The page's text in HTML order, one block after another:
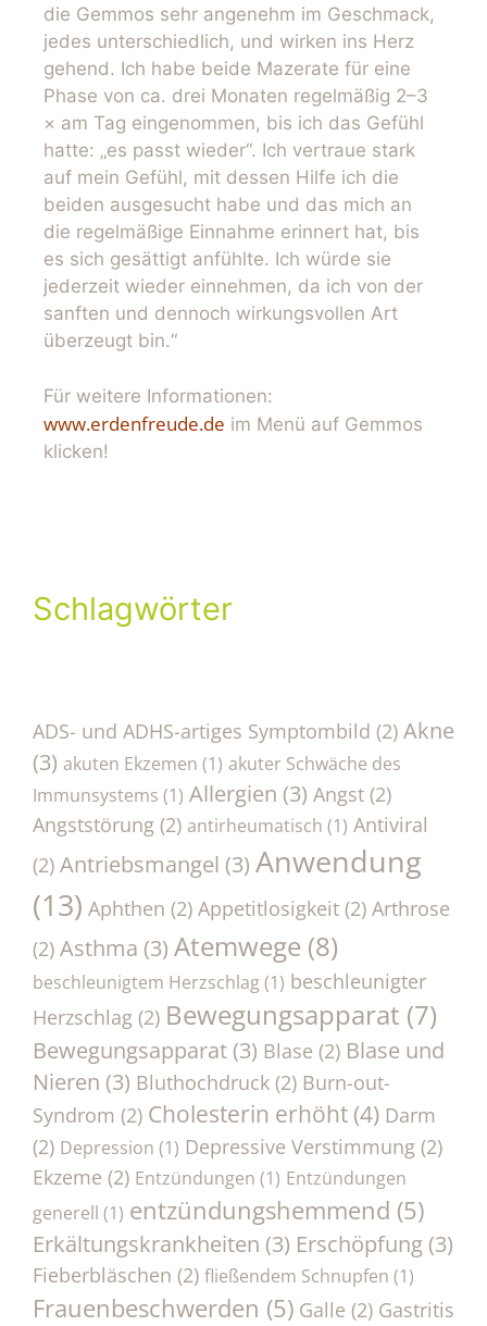
die Gemmos sehr angenehm im Geschmack,
jedes unterschiedlich, und wirken ins Herz
gehend. Ich habe beide Mazerate für eine
Phase von ca. drei Monaten regelmäßig 2–3
× am Tag eingenommen, bis ich das Gefühl
hatte: „es passt wieder“. Ich vertraue stark
auf mein Gefühl, mit dessen Hilfe ich die
beiden ausgesucht habe und das mich an
die regelmäßige Einnahme erinnert hat, bis
es sich gesättigt anfühlte. Ich würde sie
jederzeit wieder einnehmen, da ich von der
sanften und dennoch wirkungsvollen Art
überzeugt bin.“
Für weitere Informationen:
www.erdenfreude.de im Menü auf Gemmos
klicken!
Schlagwörter
ADS- und ADHS-artiges Symptombild (2) Akne
(3) akuten Ekzemen (1) akuter Schwäche des
Immunsystems (1) Allergien (3) Angst (2)
Angststörung (2) antirheumatisch (1) Antiviral
(2) Antriebsmangel (3) Anwendung
(13) Aphthen (2) Appetitlosigkeit (2) Arthrose
(2) Asthma (3) Atemwege (8)
beschleunigtem Herzschlag(1) beschleunigter
Herzschlag (2) Bewegungsapparat (7)
Bewegungsapparat (3) Blase (2) Blase und
Nieren (3) Bluthochdruck (2) Burn-out-
Syndrom (2) Cholesterin erhöht (4) Darm
(2) Depression (1) Depressive Verstimmung (2)
Ekzeme (2) Entzündungen (1) Entzündungen
generell (1) entzündungshemmend (5)
Erkältungskrankheiten (3) Erschöpfung (3)
Fieberbläschen (2) fließendem Schnupfen (1)
Frauenbeschwerden (5) Galle (2) Gastritis